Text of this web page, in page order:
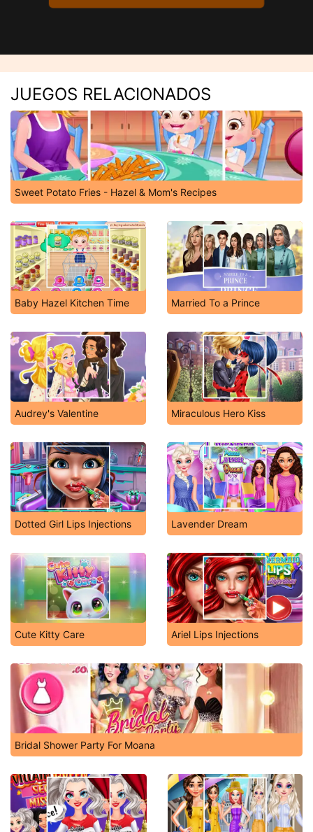
JUEGOS RELACIONADOS
Sweet Potato Fries - Hazel & Mom's Recipes
Baby Hazel Kitchen Time Married To a Prince
Audrey's Valentine Miraculous Hero Kiss
Dotted Girl Lips Injections Lavender Dream
Cute Kitty Care Ariel Lips Injections
Bridal Shower Party For Moana